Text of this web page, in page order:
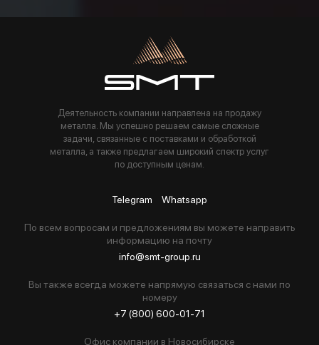
Деятельность компании направлена на продажу
металла. Мы успешно решаем самые сложные
задачи, связанные с поставками и обработкой
металла, а также предлагаем широкий спектр услуг
по доступным ценам.
Telegram Whatsapp
По всем вопросам и предложениям вы можете направить
информацию на почту
info@smt-group.ru
Вы также всегда можете напрямую связаться с нами по
номеру
+7 (800) 600-01-71
Офис компании в Новосибирскe